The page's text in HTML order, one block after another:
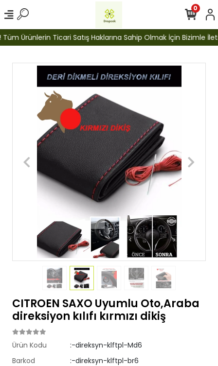
Ürünlerin Ticari Satış Haklarına Sahip Olmak İçin Bizimle
0
CITROEN SAXO Uyumlu Oto,Araba
direksiyon kılıfı kırmızı dikiş
Ürün Kodu
:-direksyn-klftpl-Md6
Barkod
:-direksyn-klftpl-br6